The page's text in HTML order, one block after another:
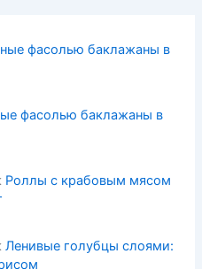
фасолью баклажаны в
фасолью баклажаны в
Роллы с крабовым мясом
Ленивые голубцы слоями: